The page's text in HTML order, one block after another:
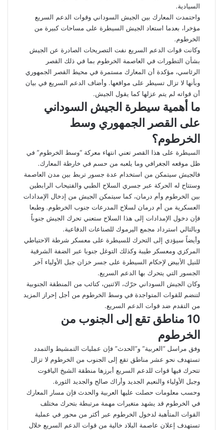
السيادية.
واحتمدت المعارك بين الجيش السوداني وقوات الدعم السريع
مؤخرا، بعدما استعاد الجيش السيطرة على مساحات كبيرة من
الخرطوم.
وكانت قوات الدعم السريع نفت التصريحات الصادرة عن الجيش
بشأن التطورات في العاصمة الخرطوم بما في ذلك القصر
الرئاسي، مؤكدة أن المعارك مستمرة في محيط القصر الجمهوري
وبأنها لا تزال تسيطر على مواقعها. وأضاف الدعم السريع في بيان
أن قواته لم يتم عزلها كما يقول الجيش.
ما أهمية سيطرة الجيش السوداني
على القصر الجمهوري وسط
الخرطوم؟
السيطرة على هذا القصر تعني انتهاء معركة “وسط الخرطوم” في
ظل موقعه الجغرافي وما يلعبه من حسم في خارطة المعارك.
فالجيش سيتمكن من استخدام عدة جسور تربط بين مدن العاصمة
وستتاح له الحركة عبر جسري السلاح الطبي والفتيحاب الرابطين
بين الخرطوم وأم درمان، كما سيتمكن الجيش من إدخال الإمدادات
العسكرية من أم درمان لسلاح المدرعات جنوب الخرطوم. وطبعا
فإن دخول الإمدادات إلى هذا السلاح ستعني تحرك الجيش جنوباً
وبالتالي استرداد مجمع اليرموك للصناعات الدفاعية.
وأيضاً سيؤدي إلى التحرك للسيطرة على معسكر شرطة الاحتياطي
المركزي ومعسكر طيبة وكذلك التوغل جنوبا عبر الضفة الشرقية
للنيل الأبيض لإحكام السيطرة على جسر خزان جبل الأولياء آخر
الجسور التي يتحرك بها الدعم السريع.
وكان الجيش السوداني حرّك، الاثنين، كتائب من المنطقة الجنوبية
لتنضم للقوات المتواجدة في وسط الخرطوم من أجل إحراز المزيد
من التقدم ضد قوات الدعم السريع.
10 مناطق تقع إلى الجنوب من
الخرطوم
وفق مراسل “العربية” و”الحدث” فإن عمليات التمشيط والتمدد
تستهدف نحو عشر مناطق تقع إلى الجنوب من الخرطوم لا تزال
تتحرك فيها قوات للدعم السريع أبرزها منطقة الشيخ الياقوت
وجبل الأولياء والنعيم الجديد وأراك صالح والجديد الثورة.
وحسب معلومات حصلت عليها العربية والحدث فإن مسار المعارك
في الخرطوم قد يشهد متغيرات مهمة مرتبطة بتحرك مختلف
القوات المتأهبة لدخول الخرطوم عبر أكثر من محور في عملية
تستهدف إعلان عاصمة البلاد خالية من قوات الدعم السريع خلال